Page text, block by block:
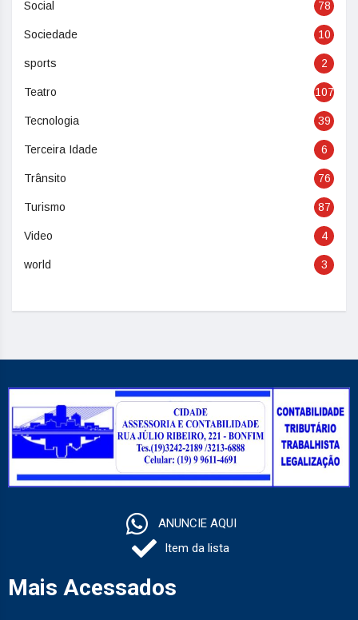
Social 78
Sociedade 10
sports 2
Teatro 107
Tecnologia 39
Terceira Idade 6
Trânsito 76
Turismo 87
Video 4
world 3
ANUNCIE AQUI
Item da lista
Mais Acessados